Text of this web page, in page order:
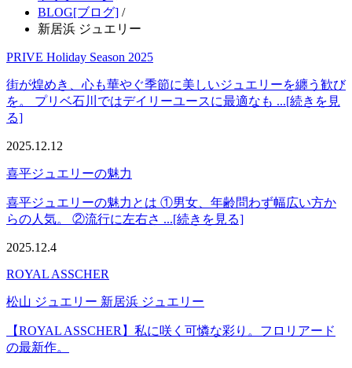
BLOG[ブログ] /
新居浜 ジュエリー
PRIVE Holiday Season 2025
街が煌めき、心も華やぐ季節に美しいジュエリーを纏う歓び
を。 プリベ石川ではデイリーユースに最適なも ...[続きを見
る]
2025.12.12
喜平ジュエリーの魅力
喜平ジュエリーの魅力とは ①男女、年齢問わず幅広い方か
らの人気。 ②流行に左右さ ...[続きを見る]
2025.12.4
ROYAL ASSCHER
松山 ジュエリー 新居浜 ジュエリー
【ROYAL ASSCHER】私に咲く可憐な彩り。フロリアード
の最新作。